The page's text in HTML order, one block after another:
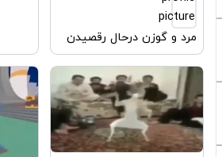
مرد و گوزن درحال رقصیدن